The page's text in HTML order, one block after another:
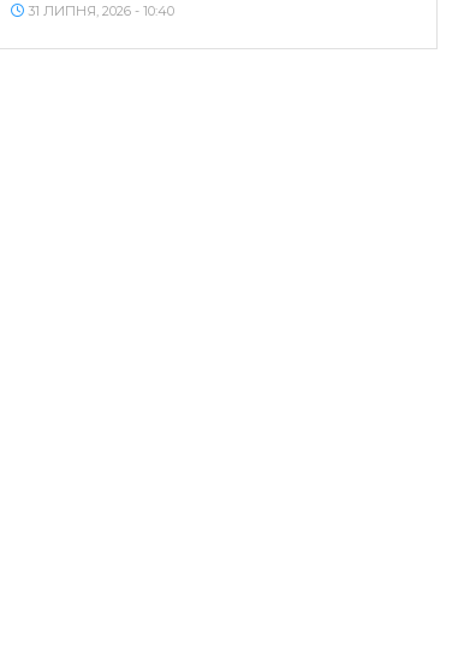
31 ЛИПНЯ, 2026 - 10:40